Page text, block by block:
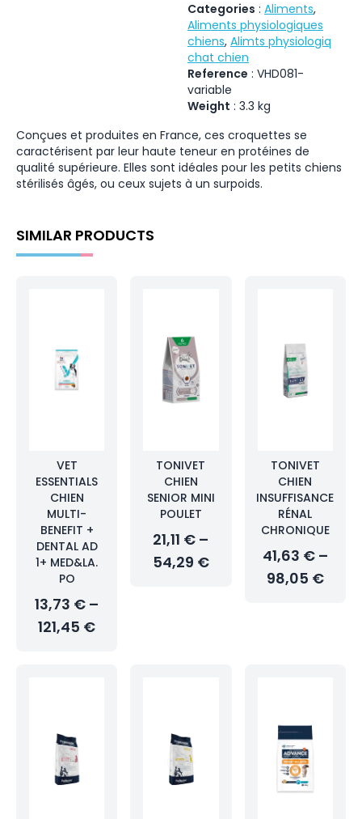
Categories : Aliments,
Aliments physiologiques
chiens, Alimts physiologiq
chat chien
Reference : VHD081-
variable
Weight : 3.3 kg
Conçues et produites en France, ces croquettes se
caractérisent par leur haute teneur en protéines de
qualité supérieure. Elles sont idéales pour les petits chiens
stérilisés âgés, ou ceux sujets à un surpoids.
SIMILAR PRODUCTS
VET
ESSENTIALS
CHIEN
MULTI-
BENEFIT +
DENTAL AD
1+ MED&LA.
PO
13,73 € –
121,45 €
TONIVET
CHIEN
SENIOR MINI
POULET
21,11 € –
54,29 €
TONIVET
CHIEN
INSUFFISANCE
RÉNAL
CHRONIQUE
41,63 € –
98,05 €